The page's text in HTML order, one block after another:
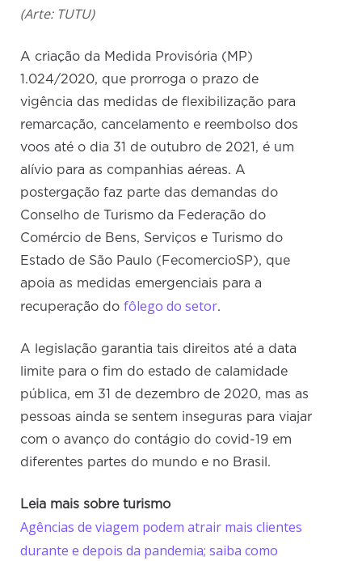
(Arte: TUTU)
A criação da Medida Provisória (MP)
1.024/2020, que prorroga o prazo de
vigência das medidas de flexibilização para
remarcação, cancelamento e reembolso dos
voos até o dia 31 de outubro de 2021, é um
alívio para as companhias aéreas. A
postergação faz parte das demandas do
Conselho de Turismo da Federação do
Comércio de Bens, Serviços e Turismo do
Estado de São Paulo (FecomercioSP), que
apoia as medidas emergenciais para a
recuperação dofôlego do setor.
A legislação garantia tais direitos até a data
limite para o fim do estado de calamidade
pública, em 31 de dezembro de 2020, mas as
pessoas ainda se sentem inseguras para viajar
com o avanço do contágio do covid-19 em
diferentes partes do mundo e no Brasil.
Leia mais sobre turismo
Agências de viagem podem atrair mais clientes
durante e depois da pandemia; saiba como